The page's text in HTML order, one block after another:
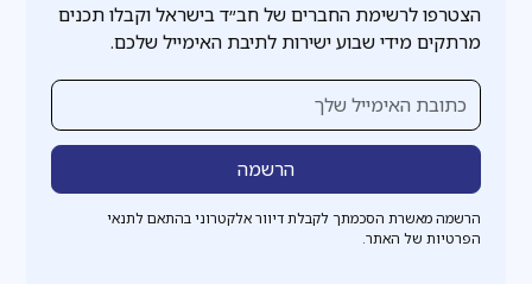
הצטרפו לרשימת החברים של חב״ד בישראל וקבלו תכנים
מרתקים מידי שבוע ישירות לתיבת האימייל שלכם.
הרשמה מאשרת הסכמתך לקבלת דיוור אלקטרוני בהתאם לתנאי
הפרטיות של האתר.